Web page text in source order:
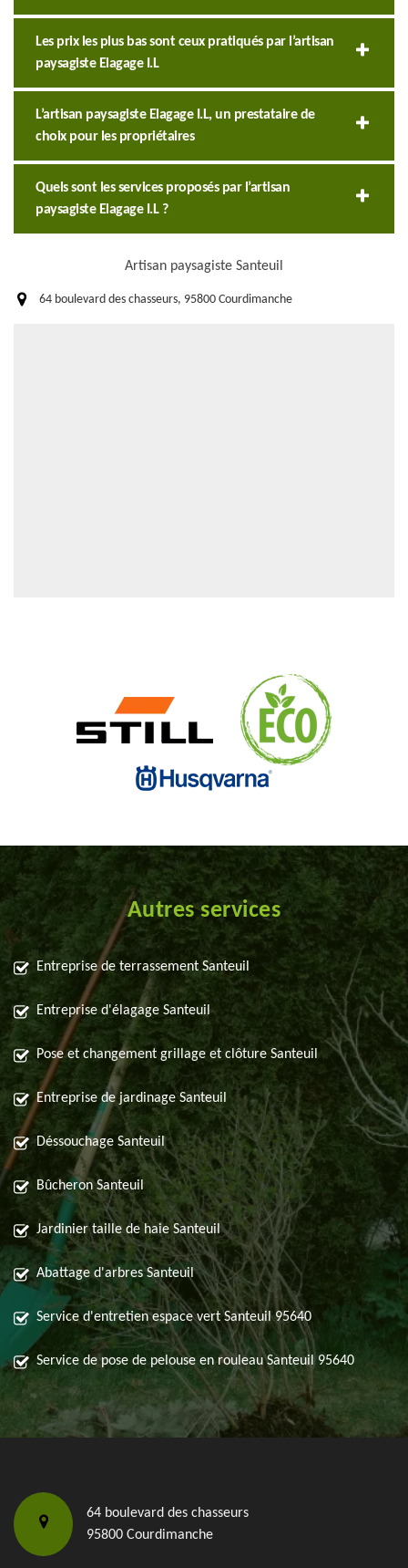
Les prix les plus bas sont ceux pratiqués par l’artisan
paysagiste Elagage I.L
L’artisan paysagiste Elagage I.L, un prestataire de
choix pour les propriétaires
Quels sont les services proposés par l’artisan
paysagiste Elagage I.L ?
Artisan paysagiste Santeuil
64 boulevard des chasseurs, 95800 Courdimanche
Autres services
Entreprise de terrassement Santeuil
Entreprise d'élagage Santeuil
Pose et changement grillage et clôture Santeuil
Entreprise de jardinage Santeuil
Déssouchage Santeuil
Bûcheron Santeuil
Jardinier taille de haie Santeuil
Abattage d'arbres Santeuil
Service d'entretien espace vert Santeuil 95640
Service de pose de pelouse en rouleau Santeuil 95640
64 boulevard des chasseurs
95800 Courdimanche